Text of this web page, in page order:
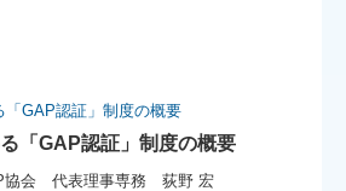
「GAP認証」制度の概要
協会 代表理事専務 荻野 宏